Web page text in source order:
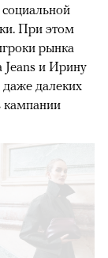
При этом
рынка
Jeans и Ирину
далеких
кампании